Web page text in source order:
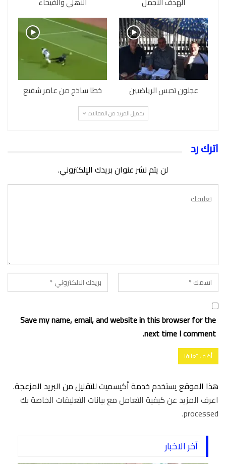
عجلون تحبس الرياضيين خطا ساذج من عامر شفيع
تحميل المزيد من المقالات
اترك رد
لن يتم نشر عنوان بريدك الإلكتروني.
Save my name, email, and website in this browser for the
next time I comment.
هذا الموقع يستخدم خدمة أكيسميت للتقليل من البريد المزعجة.
اعرف المزيد عن كيفية التعامل مع بيانات التعليقات الخاصة بك
processed
.
آخر الاخبار